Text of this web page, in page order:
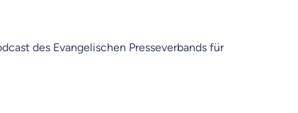
des Evangelischen Presseverbands für